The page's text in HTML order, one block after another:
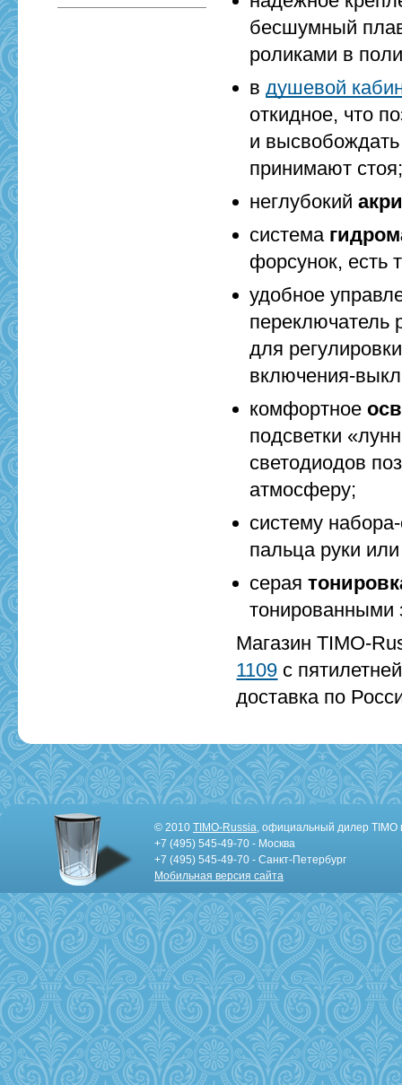
бесшумный
роликами в
вдушевой
откидное, что
и
принимают
неглубокий
система
форсунок, есть
удобное
переключатель
для
включения-
комфортное
подсветки
светодиодов
атмосферу;
систему
пальца руки
серая
тонированными
Магазин TIMO-
1109 с
доставка по
© 2010 TIMO-Russia, официальный дилер TIMO
+7 (495) 545-49-70 - Москва
+7 (495) 545-49-70 - Санкт-Петербург
Мобильная версия сайта